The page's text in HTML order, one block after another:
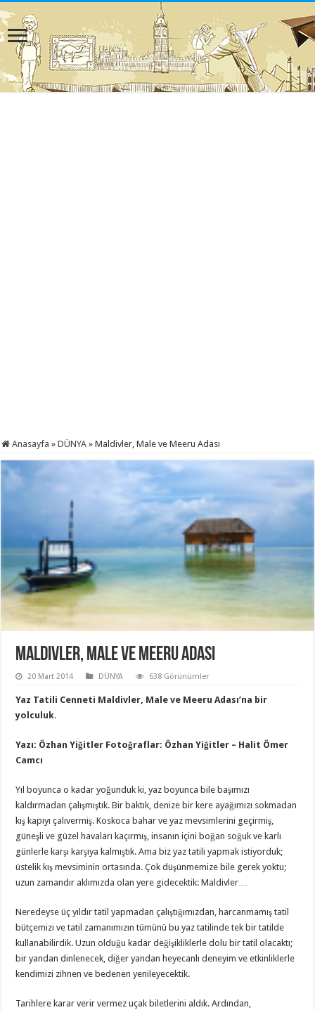
Anasayfa » DÜNYA » Maldivler, Male ve Meeru Adası
Maldivler, Male ve Meeru Adası
20 Mart 2014 DÜNYA 638 Görünümler
Yaz Tatili Cenneti Maldivler, Male ve Meeru Adası’na bir
yolculuk.
Yazı: Özhan Yiğitler Fotoğraflar: Özhan Yiğitler – Halit Ömer
Camcı
Yıl boyunca o kadar yoğunduk ki, yaz boyunca bile başımızı
kaldırmadan çalışmıştık. Bir baktık, denize bir kere ayağımızı sokmadan
kış kapıyı çalıvermiş. Koskoca bahar ve yaz mevsimlerini geçirmiş,
güneşli ve güzel havaları kaçırmış, insanın içini boğan soğuk ve karlı
günlerle karşı karşıya kalmıştık. Ama biz yaz tatili yapmak istiyorduk;
üstelik kış mevsiminin ortasında. Çok düşünmemize bile gerek yoktu;
uzun zamandır aklımızda olan yere gidecektik: Maldivler…
Neredeyse üç yıldır tatil yapmadan çalıştığımızdan, harcanmamış tatil
bütçemizi ve tatil zamanımızın tümünü bu yaz tatilinde tek bir tatilde
kullanabilirdik. Uzun olduğu kadar değişikliklerle dolu bir tatil olacaktı;
bir yandan dinlenecek, diğer yandan heyecanlı deneyim ve etkinliklerle
kendimizi zihnen ve bedenen yenileyecektik.
Tarihlere karar verir vermez uçak biletlerini aldık. Ardından,